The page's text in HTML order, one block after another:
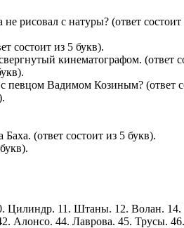
рисовал с натуры? (ответ состоит
состоит из 5 букв).
кинематографом. (ответ
певцом Вадимом Козиным? (ответ
(ответ состоит из 5 букв).
Цилиндр. 11. Штаны. 12. Волан.
Алонсо. 44. Лаврова. 45. Трусы.